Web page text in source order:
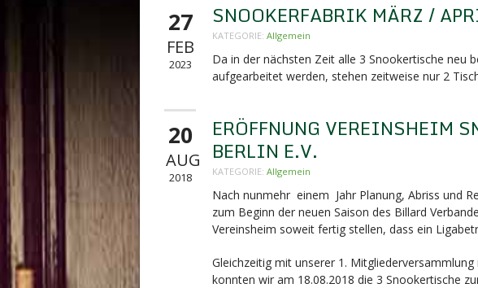
27
FEB
2023
SNOOKERFABRIK MÄRZ /
KATEGORIE: Allgemein
Da in der nächsten Zeit alle 3 Snookertische neu
aufgearbeitet werden, stehen zeitweise nur 2
20
AUG
2018
ERÖFFNUNG VEREINSHEIM
BERLIN E.V.
KATEGORIE: Allgemein
Nach nunmehr einem Jahr Planung, Abriss und
zum Beginn der neuen Saison des Billard
Vereinsheim soweit fertig stellen, dass ein
Gleichzeitig mit unserer 1.
konnten wir am 18.08.2018 die 3 Snookertische